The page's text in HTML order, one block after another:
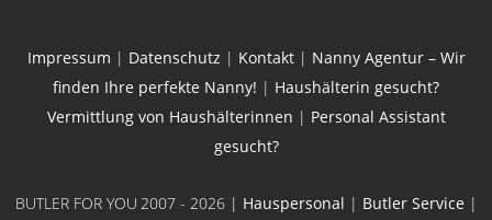
Impressum | Datenschutz | Kontakt| Nanny Agentur – Wir
finden Ihre perfekte Nanny! | Haushälterin gesucht?
Vermittlung von Haushälterinnen | Personal Assistant
gesucht?
BUTLER FOR YOU 2007 - 2026 | Hauspersonal | Butler Service |